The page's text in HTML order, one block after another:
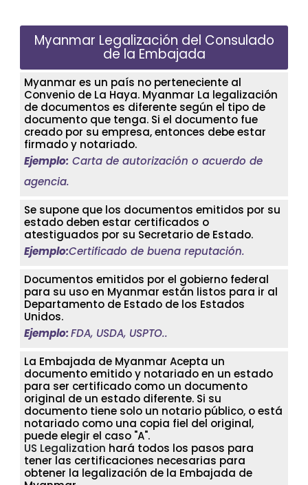
Myanmar Legalización del Consulado
de la Embajada
Myanmar es un país no perteneciente al
Convenio de La Haya. Myanmar La legalización
de documentos es diferente según el tipo de
documento que tenga. Si el documento fue
creado por su empresa, entonces debe estar
firmado y notariado.
Ejemplo: Carta de autorización o acuerdo de
agencia.
Se supone que los documentos emitidos por su
estado deben estar certificados o
atestiguados por su Secretario de Estado.
Ejemplo:Certificado de buena reputación.
Documentos emitidos por el gobierno federal
para su uso en Myanmar están listos para ir al
Departamento de Estado de los Estados
Unidos.
Ejemplo:FDA, USDA, USPTO..
La Embajada de Myanmar Acepta un
documento emitido y notariado en un estado
para ser certificado como un documento
original de un estado diferente. Si su
documento tiene solo un notario público, o está
notariado como una copia fiel del original,
puede elegir el caso "A".
US Legalization hará todos los pasos para
tener las certificaciones necesarias para
obtener la legalización de la Embajada de